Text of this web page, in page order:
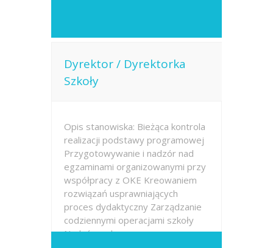
Dyrektor / Dyrektorka
Szkoły
Opis stanowiska: Bieżąca kontrola
realizacji podstawy programowej
Przygotowywanie i nadzór nad
egzaminami organizowanymi przy
współpracy z OKE Kreowaniem
rozwiązań usprawniających
proces dydaktyczny Zarządzanie
codziennymi operacjami szkoły
Nadzór nad...